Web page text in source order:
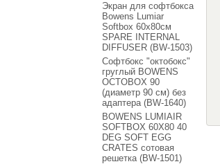
Экран для софтбокса
Bowens Lumiar
Softbox 60x80см
SPARE INTERNAL
DIFFUSER (BW-1503)
Софтбокс "октобокс"
груглый BOWENS
OCTOBOX 90
(диаметр 90 см) без
адаптера (BW-1640)
BOWENS LUMIAIR
SOFTBOX 60X80 40
DEG SOFT EGG
CRATES сотовая
решетка (BW-1501)